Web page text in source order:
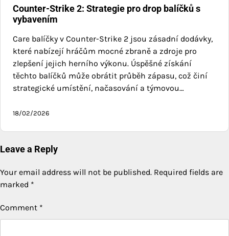
Counter-Strike 2: Strategie pro drop balíčků s
vybavením
Care balíčky v Counter-Strike 2 jsou zásadní dodávky,
které nabízejí hráčům mocné zbraně a zdroje pro
zlepšení jejich herního výkonu. Úspěšné získání
těchto balíčků může obrátit průběh zápasu, což činí
strategické umístění, načasování a týmovou…
18/02/2026
Leave a Reply
Your email address will not be published. Required fields are
marked *
Comment *